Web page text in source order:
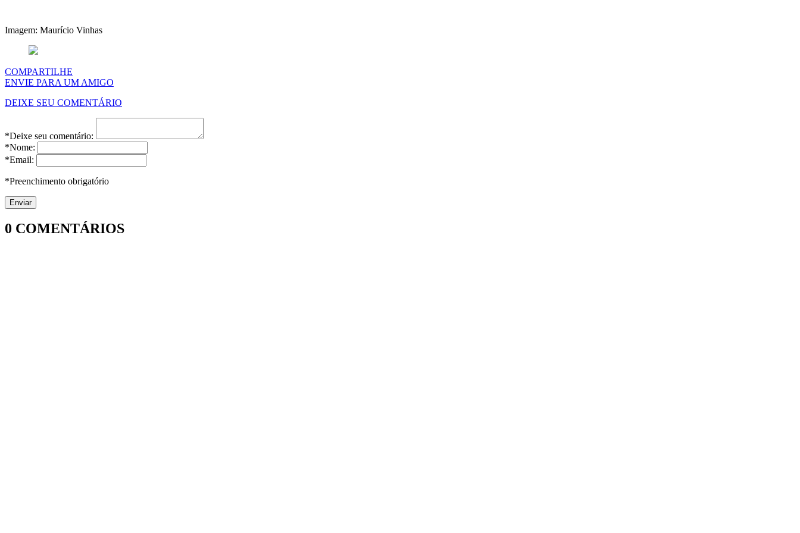
Imagem: Maurício Vinhas
COMPARTILHE
ENVIE PARA UM AMIGO
DEIXE SEU COMENTÁRIO
*Deixe seu comentário:
*Nome:
*Email:
*Preenchimento obrigatório
0 COMENTÁRIOS